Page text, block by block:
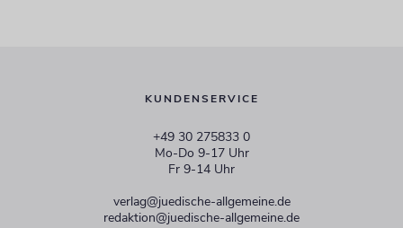
KUNDENSERVICE
+49 30 275833 0
Mo-Do 9-17 Uhr
Fr 9-14 Uhr
verlag@juedische-allgemeine.de
redaktion@juedische-allgemeine.de